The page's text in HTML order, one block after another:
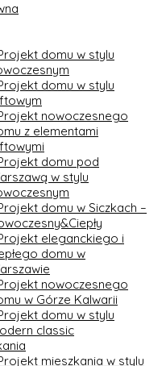
domu w stylu
domu w stylu
nowoczesnego
z elementami
domu pod
w stylu
domu w Siczkach –
eleganckiego i
domu w
nowoczesnego
w Górze Kalwarii
domu w stylu
classic
mieszkania w stylu